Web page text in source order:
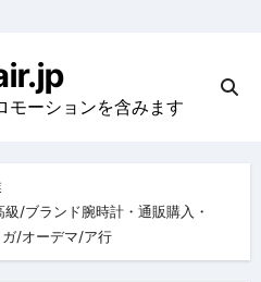
モーションを含みます
/ブランド腕時計・通販購入・
/オーデマ/ア行